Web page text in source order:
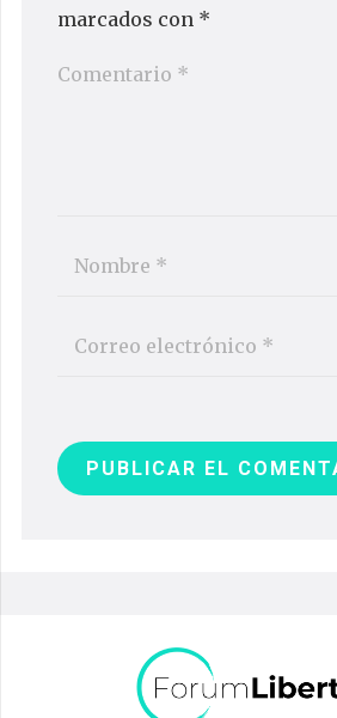
marcados con *
PUBLICAR EL